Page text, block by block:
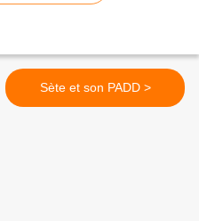
Sète et son PADD >